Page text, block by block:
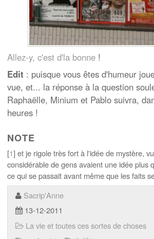
Allez-y, c'est d'la bonne !
Edit : puisque vous êtes d'humeur
vue, et... la réponse à la question
Raphaëlle, Minium et Pablo suivra,
heures !
NOTE
[1] et je rigole très fort à l'idée de mystère,
considérable de gens avaient une idée plus
ce qui se passait avant même que les faits
Sacrip'Anne
13-12-2011
La vie et toutes ces sortes de choses